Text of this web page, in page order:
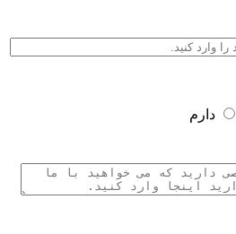
دارم